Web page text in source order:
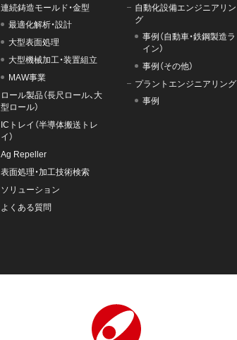
連続鋳造モールド・金型
最適化解析・設計
大型表面処理
大型機械加工・装置組立
MAW事業
ロール製品（長尺ロール、大
型ロール）
ICトレイ（半導体搬送トレ
イ）
Ag Repeller
表面処理・加工技術検索
ソリューション
よくある質問
自動化設備エンジニアリン
グ
事例（自動車・鉄鋼製造ラ
イン）
事例（その他）
プラントエンジニアリング
事例